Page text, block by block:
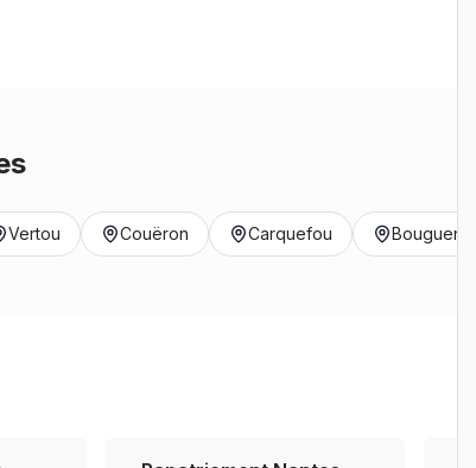
Vertou Couëron Carquefou Bouguenais